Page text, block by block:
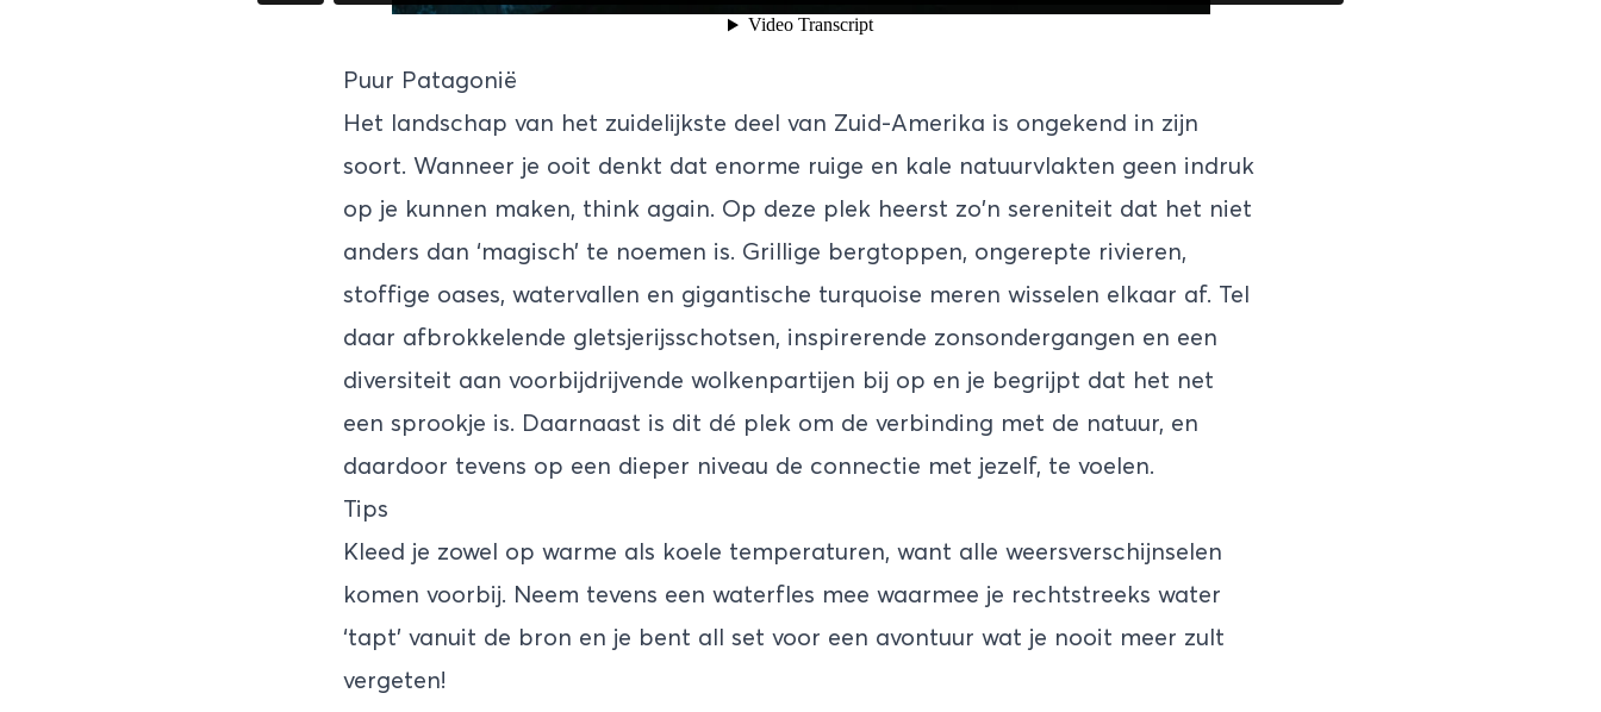
Puur Patagonië
Het landschap van het zuidelijkste deel van Zuid-Amerika is ongekend in zijn
soort. Wanneer je ooit denkt dat enorme ruige en kale natuurvlakten geen indruk
op je kunnen maken, think again. Op deze plek heerst zo'n sereniteit dat het niet
anders dan ‘magisch’ te noemen is. Grillige bergtoppen, ongerepte rivieren,
stoffige oases, watervallen en gigantische turquoise meren wisselen elkaar af. Tel
daar afbrokkelende gletsjerijsschotsen, inspirerende zonsondergangen en een
diversiteit aan voorbijdrijvende wolkenpartijen bij op en je begrijpt dat het net
een sprookje is. Daarnaast is dit dé plek om de verbinding met de natuur, en
daardoor tevens op een dieper niveau de connectie met jezelf, te voelen.
Tips
Kleed je zowel op warme als koele temperaturen, want alle weersverschijnselen
komen voorbij. Neem tevens een waterfles mee waarmee je rechtstreeks water
‘tapt’ vanuit de bron en je bent all set voor een avontuur wat je nooit meer zult
vergeten!